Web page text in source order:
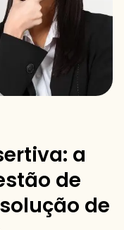
a
de
de